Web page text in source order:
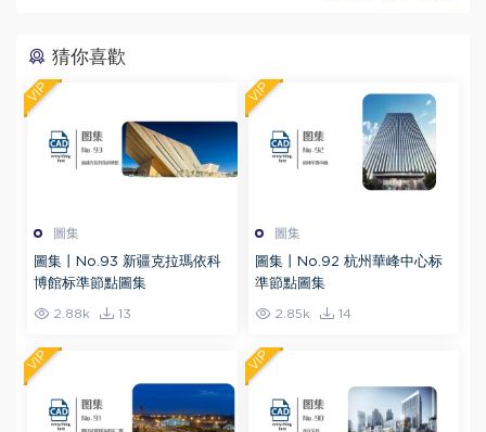
猜你喜歡
圖集
圖集丨No.93 新疆克拉瑪依科
博館标準節點圖集
2.88k 13
VIP
圖集
圖集丨No.92 杭州華峰中心标
準節點圖集
2.85k 14
VIP
VIP VIP